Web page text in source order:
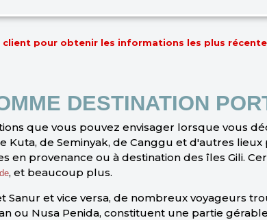
pour obtenir les informations les plus
DESTINATION
que vous pouvez envisager lorsque vous
de Seminyak, de Canggu et d'autres lieux
provenance ou à destination des îles Gili.
, et beaucoup plus.
et vice versa, de nombreux voyageurs
ou Nusa Penida, constituent une partie